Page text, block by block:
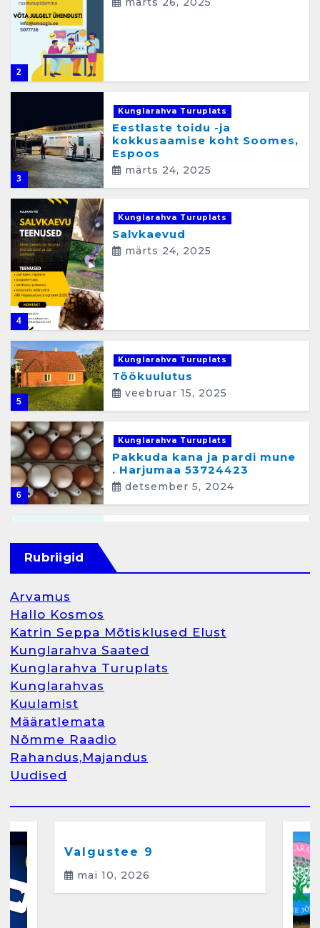
m
n
e
2
3
Kunglarahva Turuplats
Eestlaste toidu -ja
kokkusaamise koht Soomes,
Espoos
märts 24, 2025
4
Kunglarahva Turuplats
Salvkaevud
märts 24, 2025
5
Kunglarahva Turuplats
Töökuulutus
veebruar 15, 2025
6
Kunglarahva Turuplats
Pakkuda kana ja pardi mune
. Harjumaa 53724423
detsember 5, 2024
1
2
Kunglarahva Turuplats
kokkusaamise koht Soomes,
märts 24, 2025
Rubriigid
Arvamus
Hallo Kosmos
Katrin Seppa Mõtisklused Elust
Kunglarahva Saated
Kunglarahva Turuplats
Kunglarahvas
Kuulamist
Määratlemata
Nõmme Raadio
Rahandus,Majandus
Uudised
Valgustee 9
mai 10, 2026